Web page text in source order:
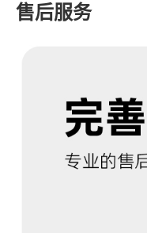
售后服务